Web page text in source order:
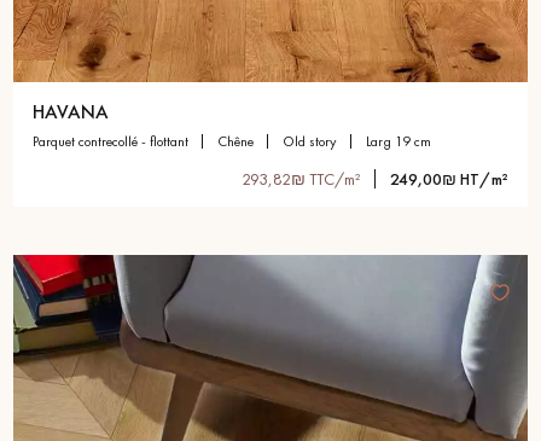
HAVANA
parquet contrecollé - flottant chêne old story larg 19 cm
293,82₪ TTC/m² 249,00₪ HT/m²